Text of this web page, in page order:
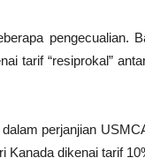
pengecualian.
tarif “resiprokal”
perjanjian
Kanada dikenai tarif